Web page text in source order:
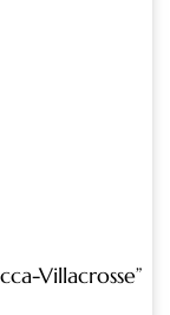
Villacrosse”